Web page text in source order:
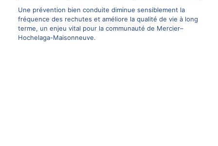
Une prévention bien conduite diminue sensiblement la
fréquence des rechutes et améliore la qualité de vie à long
terme, un enjeu vital pour la communauté de Mercier–
Hochelaga-Maisonneuve.